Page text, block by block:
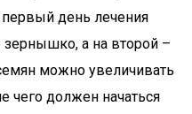
день лечения
зернышко, а на второй –
можно увеличивать
чего должен начаться